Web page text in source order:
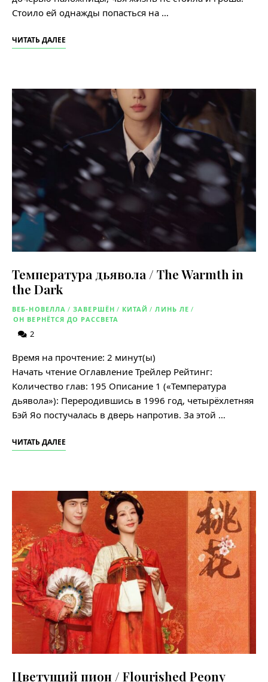
Стоило ей однажды попасться на …
ЧИТАТЬ ДАЛЕЕ
Температура дьявола / The Warmth in
the Dark
ВЕБ-НОВЕЛЛА / ЗАВЕРШЁН / КИТАЙ / ЛИНЬ ЛЕ /
ОН ВЕРНЁТСЯ ДО РАССВЕТА
2
Время на прочтение: 2 минут(ы)
Начать чтение Оглавление Трейлер Рейтинг:
Количество глав: 195 Описание 1 («Температура
дьявола»): Переродившись в 1996 год, четырёхлетняя
Бэй Яо постучалась в дверь напротив. За этой …
ЧИТАТЬ ДАЛЕЕ
Цветущий пион / Flourished Peony